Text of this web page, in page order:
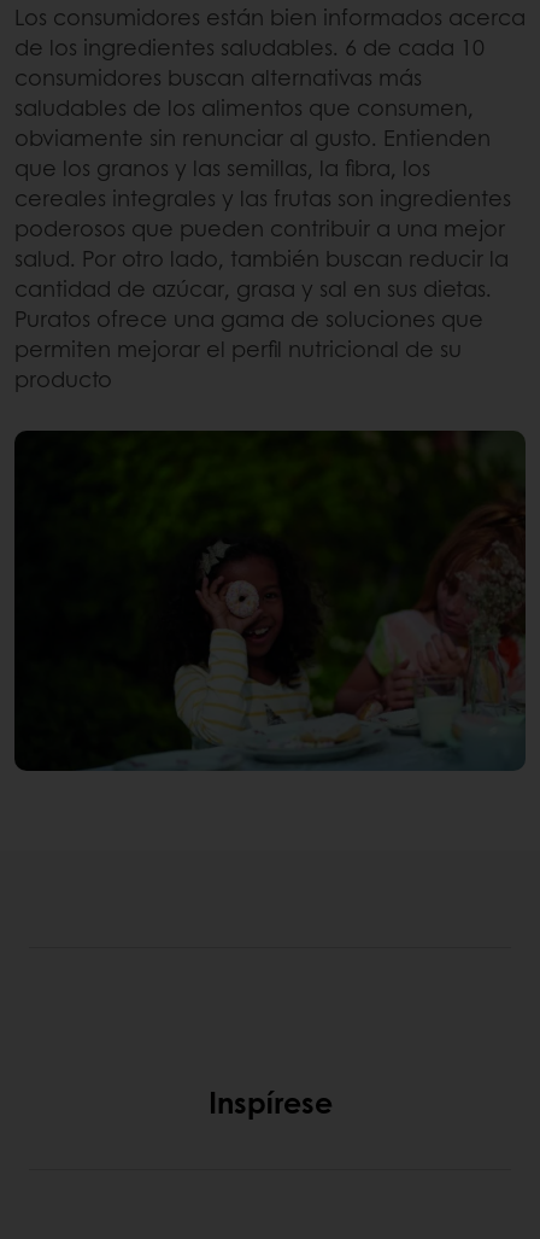
Los consumidores están bien informados acerca
de los ingredientes saludables. 6 de cada 10
consumidores buscan alternativas más
saludables de los alimentos que consumen,
obviamente sin renunciar al gusto. Entienden
que los granos y las semillas, la fibra, los
cereales integrales y las frutas son ingredientes
poderosos que pueden contribuir a una mejor
salud. Por otro lado, también buscan reducir la
cantidad de azúcar, grasa y sal en sus dietas.
Puratos ofrece una gama de soluciones que
permiten mejorar el perfil nutricional de su
producto
Inspírese